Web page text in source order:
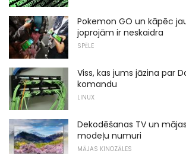
Pokemon GO un kāpēc
joprojām ir neskaidra
SPĒLE
Viss, kas jums jāzina par
komandu
LINUX
Dekodēšanas TV un
modeļu numuri
MĀJAS KINOZĀLES